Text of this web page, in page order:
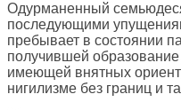
Одурманенный
последующими
пребывает в состоянии
получившей
имеющей внятных
нигилизме без границ и